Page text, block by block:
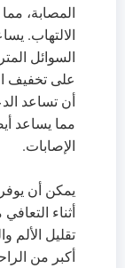
المصابة،
الالتهاب.
السوائل
على تخفيف
أن تساعد
مما يساعد
الإصابات.
يمكن أن
أثناء
تقليل
أكبر من